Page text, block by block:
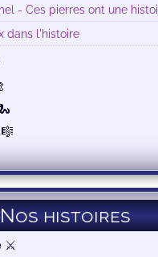
- Ces pierres ont une
dans l'histoire
Nos histoires
⚔️